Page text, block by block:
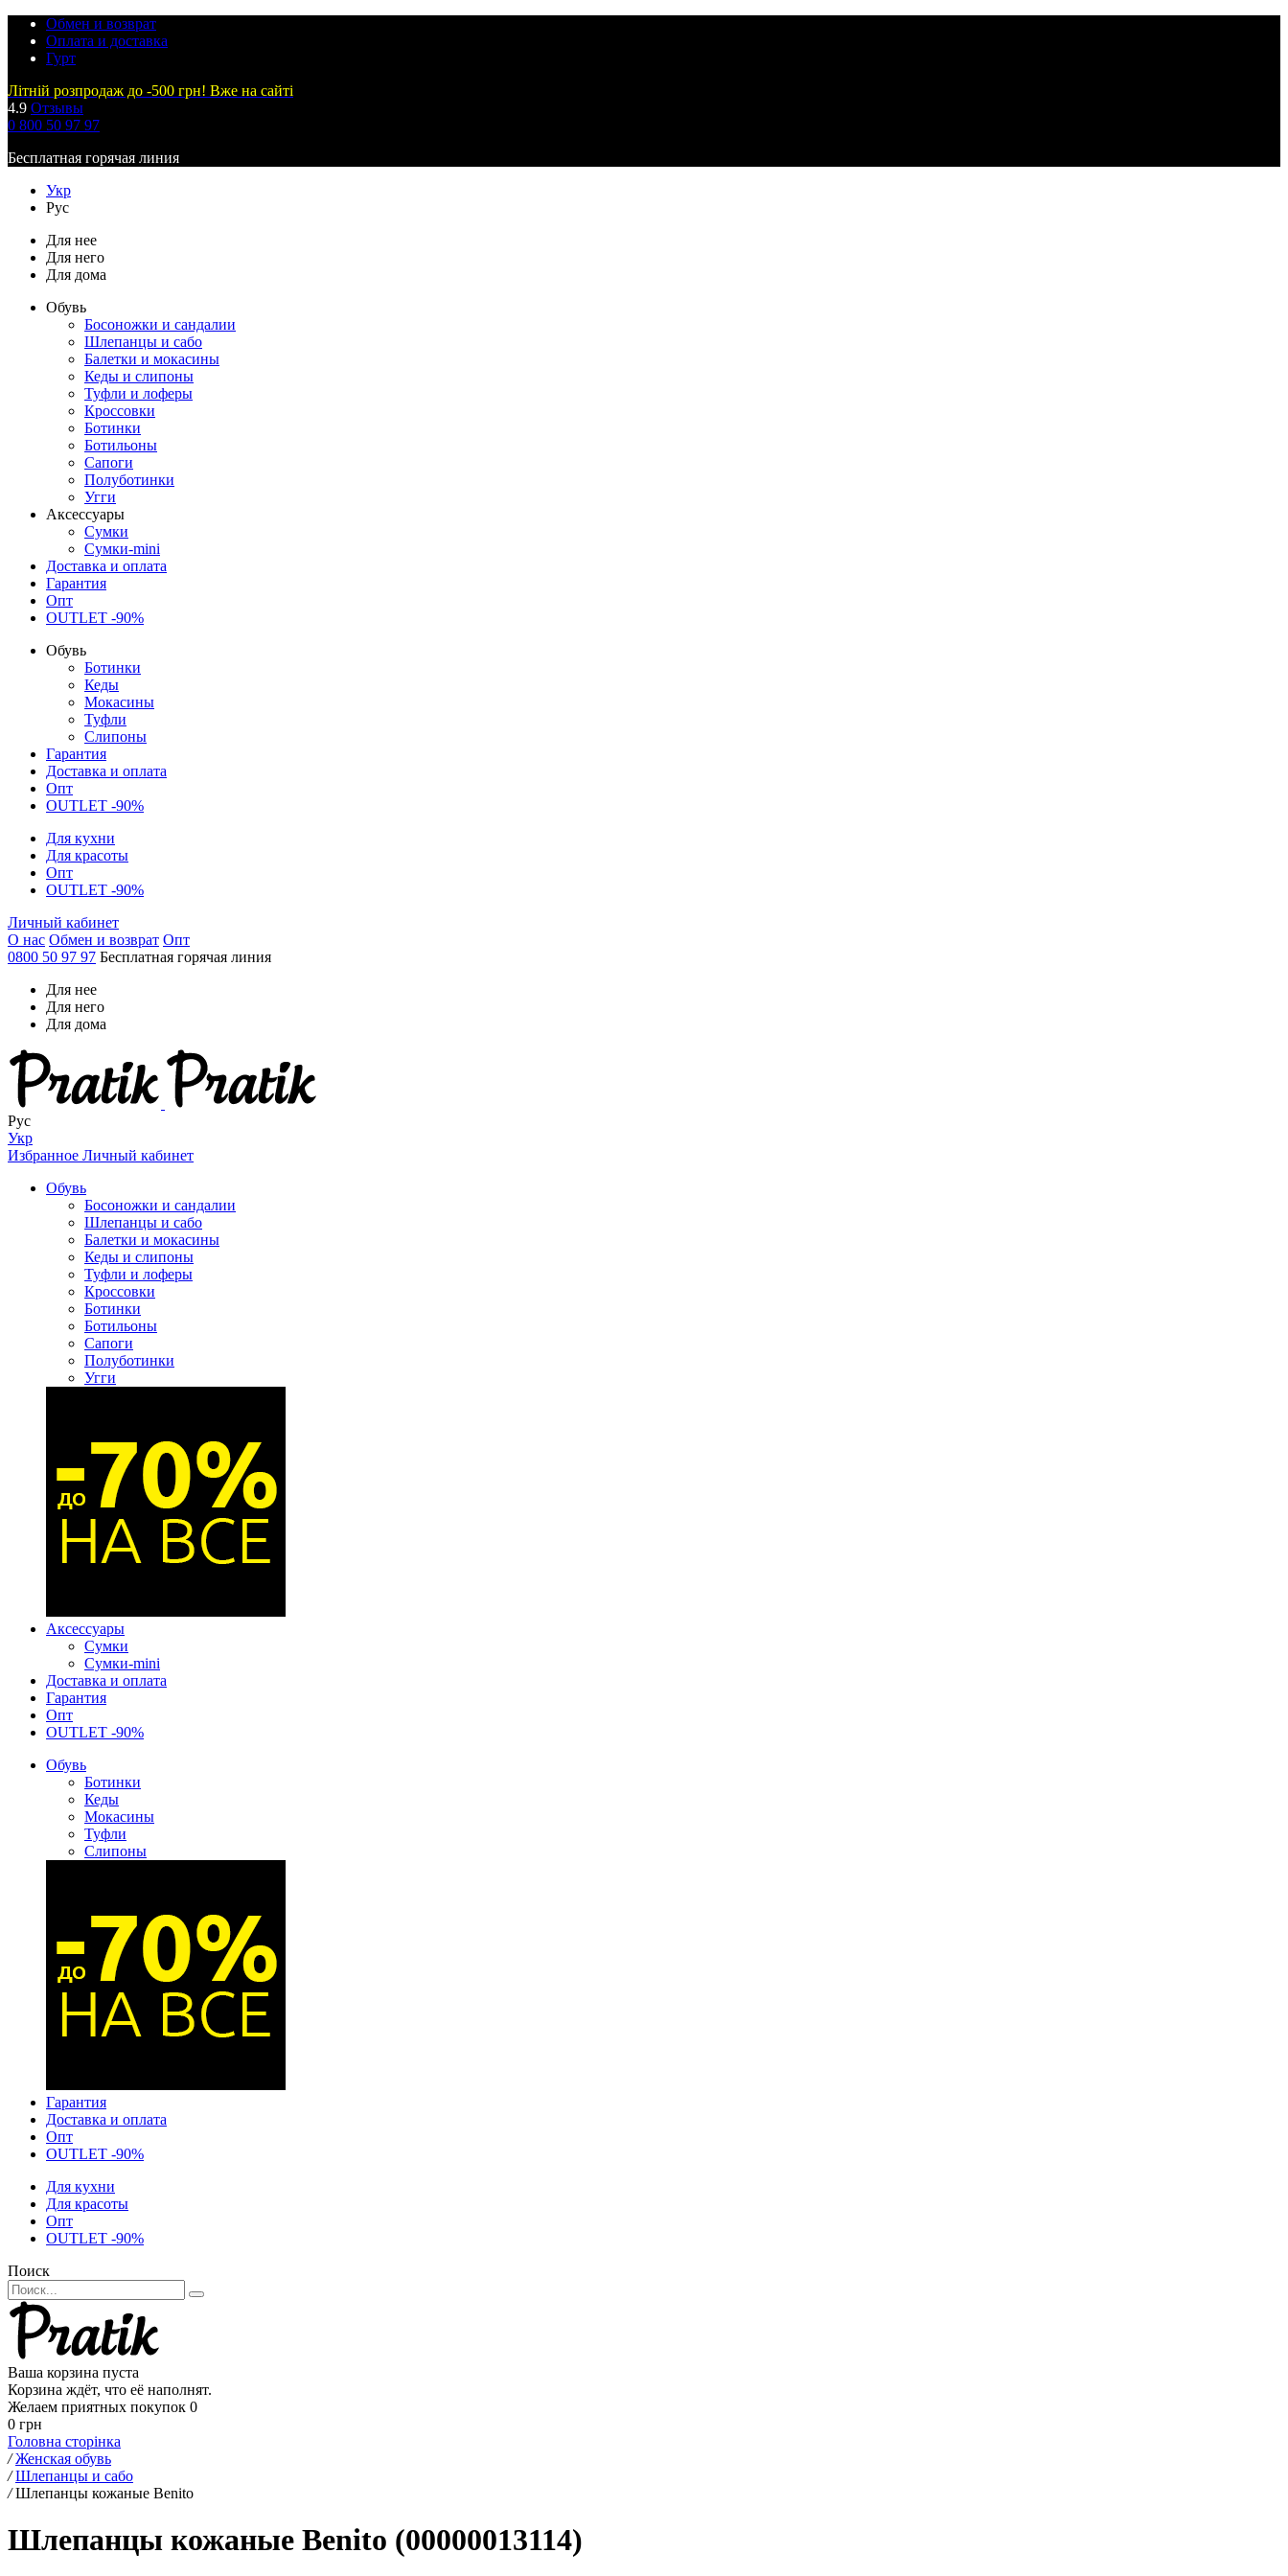
Обмен и возврат
Оплата и доставка
Гурт
Літній розпродаж до -500 грн! Вже на сайті
4.9 Отзывы
0 800 50 97 97
Бесплатная горячая линия
Укр
Рус
Для нее
Для него
Для дома
Обувь
Босоножки и сандалии
Шлепанцы и сабо
Балетки и мокасины
Кеды и слипоны
Туфли и лоферы
Кроссовки
Ботинки
Ботильоны
Сапоги
Полуботинки
Угги
Аксессуары
Сумки
Сумки-mini
Доставка и оплата
Гарантия
Опт
OUTLET -90%
Обувь
Ботинки
Кеды
Мокасины
Туфли
Слипоны
Гарантия
Доставка и оплата
Опт
OUTLET -90%
Для кухни
Для красоты
Опт
OUTLET -90%
Личный кабинет
О нас Обмен и возврат Опт
0800 50 97 97 Бесплатная горячая линия
Для нее
Для него
Для дома
Рус
Укр
Избранное Личный кабинет
Обувь
Босоножки и сандалии
Шлепанцы и сабо
Балетки и мокасины
Кеды и слипоны
Туфли и лоферы
Кроссовки
Ботинки
Ботильоны
Сапоги
Полуботинки
Угги
Аксессуары
Сумки
Сумки-mini
Доставка и оплата
Гарантия
Опт
OUTLET -90%
Обувь
Ботинки
Кеды
Мокасины
Туфли
Слипоны
Гарантия
Доставка и оплата
Опт
OUTLET -90%
Для кухни
Для красоты
Опт
OUTLET -90%
Поиск
Ваша корзина пуста
Корзина ждёт, что её наполнят.
Желаем приятных покупок 0
0 грн
Головна сторінка
/ Женская обувь
/ Шлепанцы и сабо
/ Шлепанцы кожаные Benito
Шлепанцы кожаные Benito (00000013114)